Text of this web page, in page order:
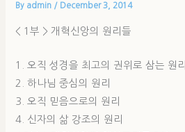
By admin / December 3, 2014
< 1부 > 개혁신앙의 원리들
1. 오직 성경을 최고의 권위로 삼는 원리
2. 하나님 중심의 원리
3. 오직 믿음으로의 원리
4. 신자의 삶 강조의 원리